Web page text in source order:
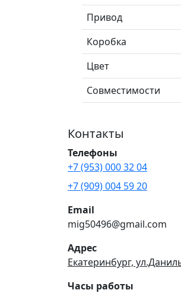
Привод
Коробка
Цвет
Совместимости
Контакты
Телефоны
+7 (953) 000 32 04
+7 (909) 004 59 20
Email
mig50496@gmail.com
Адрес
Екатеринбург,
Часы работы